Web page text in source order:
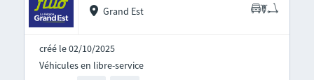
Grand Est
créé le 02/10/2025
Véhicules en libre-service